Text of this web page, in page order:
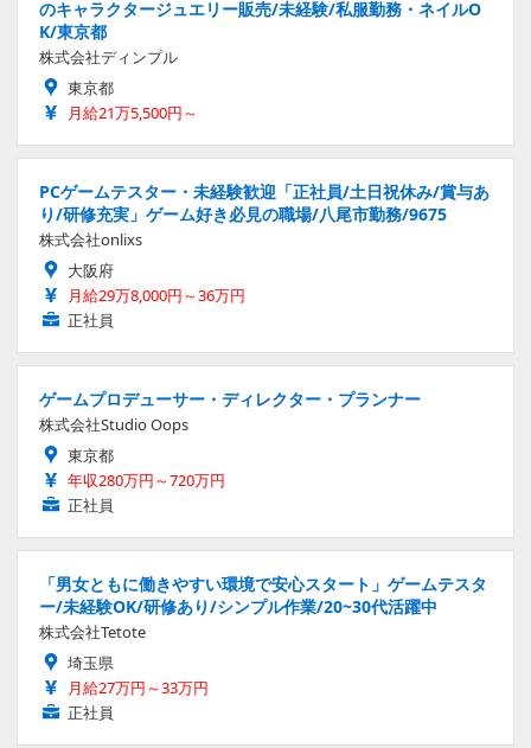
のキャラクタージュエリー販売/未経験/私服勤務・ネイルO
K/東京都
株式会社ディンプル
東京都
月給21万5,500円～
PCゲームテスター・未経験歓迎「正社員/土日祝休み/賞与あ
り/研修充実」ゲーム好き必見の職場/八尾市勤務/9675
株式会社onlixs
大阪府
月給29万8,000円～36万円
正社員
ゲームプロデューサー・ディレクター・プランナー
株式会社Studio Oops
東京都
年収280万円～720万円
正社員
「男女ともに働きやすい環境で安心スタート」ゲームテスタ
ー/未経験OK/研修あり/シンプル作業/20~30代活躍中
株式会社Tetote
埼玉県
月給27万円～33万円
正社員